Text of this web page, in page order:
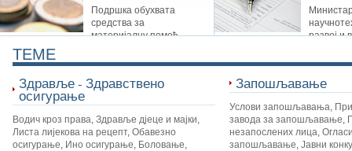
развој и
публикације: Научне
Подршка обухвата
средства за
материјалну помоћ
иноватора Републике Српске,
иноватора и другим
TEME
Здравље - Здравствено
осигурање
Водич кроз права, Здравље дјеце и мајки,
Листа лијекова на рецепт, Обавезно
осигурање, Ино осигурање, Боловање,
Запошљавање
Услови запошљавања,
завода за запошљавање,
незапослених лица,
запошљавање, Јавни